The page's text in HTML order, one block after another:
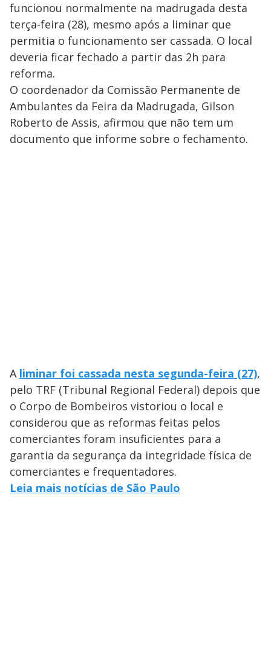
funcionou normalmente na madrugada desta
terça-feira (28), mesmo após a liminar que
permitia o funcionamento ser cassada. O local
deveria ficar fechado a partir das 2h para
reforma.
O coordenador da Comissão Permanente de
Ambulantes da Feira da Madrugada, Gilson
Roberto de Assis, afirmou que não tem um
documento que informe sobre o fechamento.
A liminar foi cassada nesta segunda-feira (27),
pelo TRF (Tribunal Regional Federal) depois que
o Corpo de Bombeiros vistoriou o local e
considerou que as reformas feitas pelos
comerciantes foram insuficientes para a
garantia da segurança da integridade física de
comerciantes e frequentadores.
Leia mais notícias de São Paulo